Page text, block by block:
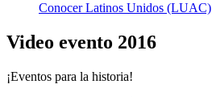
Conocer Latinos Unidos (LUAC)
Video evento 2016
¡Eventos para la historia!